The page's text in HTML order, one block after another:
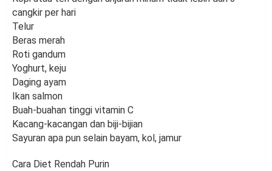
cangkir per hari
Telur
Beras merah
Roti gandum
Yoghurt, keju
Daging ayam
Ikan salmon
Buah-buahan tinggi vitamin C
Kacang-kacangan dan biji-bijian
Sayuran apa pun selain bayam, kol, jamur
Cara Diet Rendah Purin